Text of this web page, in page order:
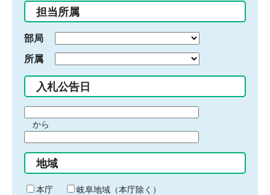
入
力
担当所属
部局
所属
入札公告日
間
始
り
から
間
終
わ
地域
本庁
岐阜地域（本庁除く）